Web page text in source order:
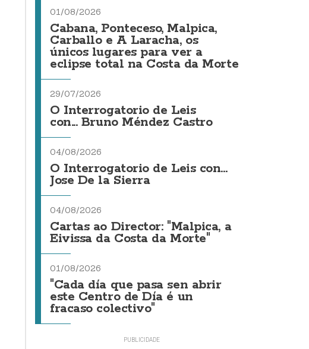
01/08/2026
Cabana, Ponteceso, Malpica,
Carballo e A Laracha, os
únicos lugares para ver a
eclipse total na Costa da Morte
29/07/2026
O Interrogatorio de Leis
con... Bruno Méndez Castro
04/08/2026
O Interrogatorio de Leis con...
Jose De la Sierra
04/08/2026
Cartas ao Director: "Malpica, a
Eivissa da Costa da Morte"
01/08/2026
"Cada día que pasa sen abrir
este Centro de Día é un
fracaso colectivo"